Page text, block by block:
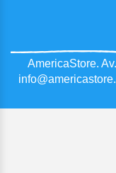
AmericaStore.